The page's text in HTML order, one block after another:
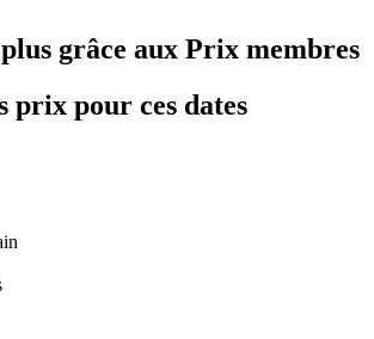
grâce aux Prix membres
prix pour ces dates